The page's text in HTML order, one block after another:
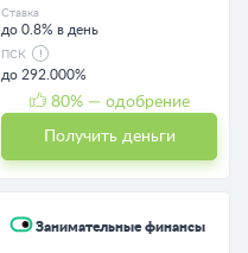
Ставка
до 0.8% в день
ПСК
до 292.000%
80% — одобрение
Получить деньги
Занимательные финансы